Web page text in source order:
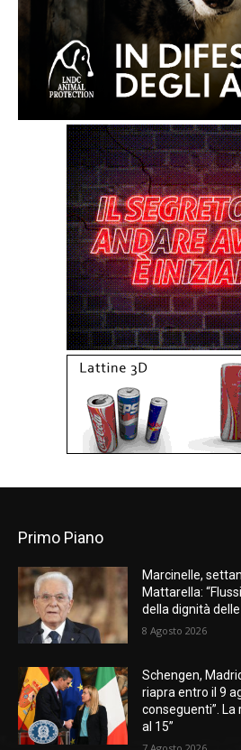
Primo Piano
Marcinelle,
Mattarella:
della dignità
8 Agosto 2026
Schengen,
riapra entro il 9
conseguenti”. La
al 15”